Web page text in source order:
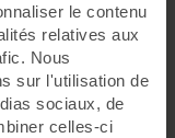
le contenu
relatives aux
Nous
sur l'utilisation de
sociaux, de
celles-ci
centre de
-